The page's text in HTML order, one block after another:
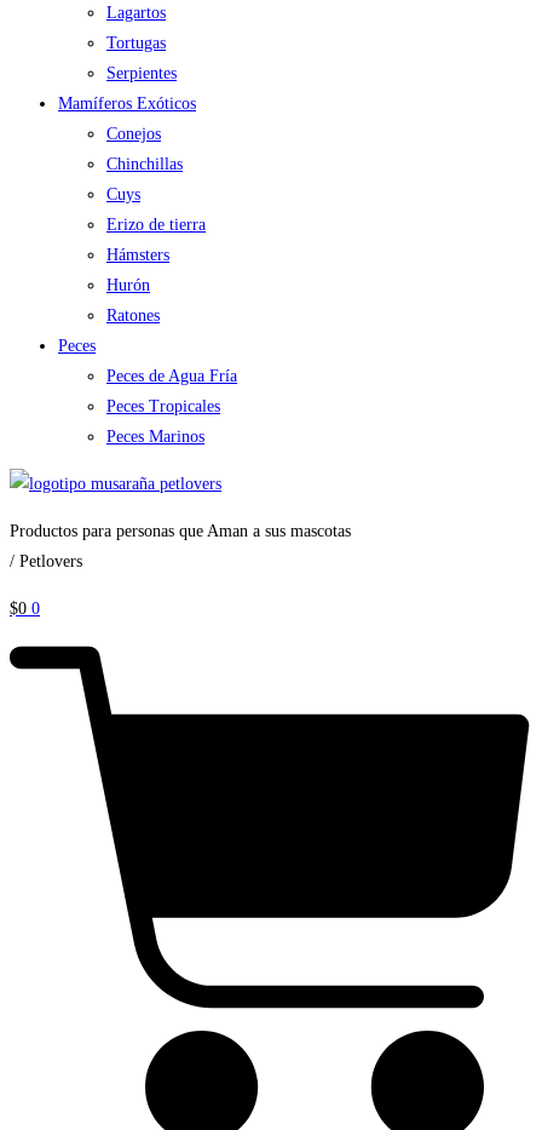
Lagartos
Tortugas
Serpientes
Mamíferos Exóticos
Conejos
Chinchillas
Cuys
Erizo de tierra
Hámsters
Hurón
Ratones
Peces
Peces de Agua Fría
Peces Tropicales
Peces Marinos
Productos para personas que Aman a sus mascotas
/ Petlovers
$0 0